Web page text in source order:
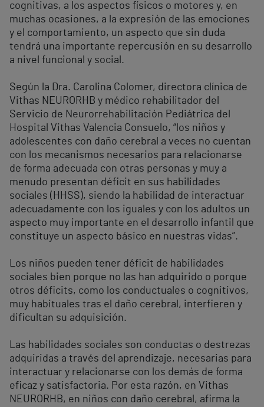
cognitivas, a los aspectos físicos o motores y, en
muchas ocasiones, a la expresión de las emociones
y el comportamiento, un aspecto que sin duda
tendrá una importante repercusión en su desarrollo
a nivel funcional y social.
Según la Dra. Carolina Colomer, directora clínica de
Vithas NEURORHB y médico rehabilitador del
Servicio de Neurorrehabilitación Pediátrica del
Hospital Vithas Valencia Consuelo, “los niños y
adolescentes con daño cerebral a veces no cuentan
con los mecanismos necesarios para relacionarse
de forma adecuada con otras personas y muy a
menudo presentan déficit en sus habilidades
sociales (HHSS), siendo la habilidad de interactuar
adecuadamente con los iguales y con los adultos un
aspecto muy importante en el desarrollo infantil que
constituye un aspecto básico en nuestras vidas”.
Los niños pueden tener déficit de habilidades
sociales bien porque no las han adquirido o porque
otros déficits, como los conductuales o cognitivos,
muy habituales tras el daño cerebral, interfieren y
dificultan su adquisición.
Las habilidades sociales son conductas o destrezas
adquiridas a través del aprendizaje, necesarias para
interactuar y relacionarse con los demás de forma
eficaz y satisfactoria. Por esta razón, en Vithas
NEURORHB, en niños con daño cerebral, afirma la